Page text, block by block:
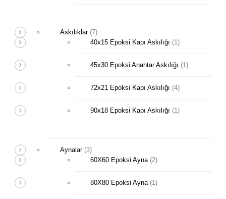
Askılıklar (7)
40x15 Epoksi Kapı Askılığı (1)
45x30 Epoksi Anahtar Askılığı (1)
72x21 Epoksi Kapı Askılığı (4)
90x18 Epoksi Kapı Askılığı (1)
Aynalar (3)
60X60 Epoksi Ayna (2)
80X80 Epoksi Ayna (1)